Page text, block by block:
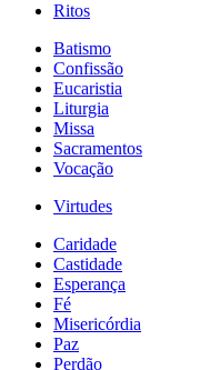
Ritos
Batismo
Confissão
Eucaristia
Liturgia
Missa
Sacramentos
Vocação
Virtudes
Caridade
Castidade
Esperança
Fé
Misericórdia
Paz
Perdão